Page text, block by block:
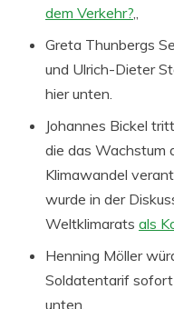
dem Verkehr?„
Greta Thunbergs
und Ulrich-Dieter
hier unten.
Johannes Bickel
die das Wachstum
Klimawandel
wurde in der
Weltklimarats als
Henning Möller
Soldatentarif
unten.